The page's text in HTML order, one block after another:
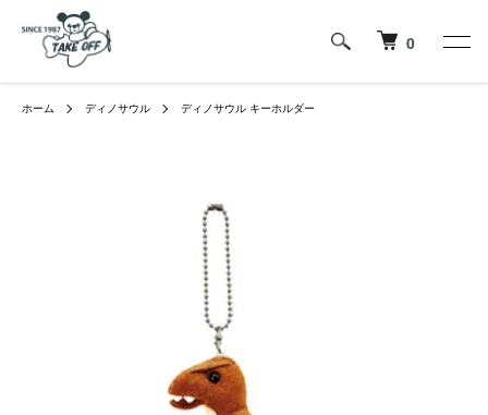
0
ホーム ディノサウル ディノサウル キーホルダー